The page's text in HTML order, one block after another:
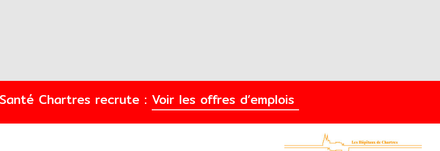
Chartres recrute : Voir les offres d’emplois